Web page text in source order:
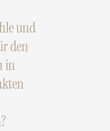
und
den
in